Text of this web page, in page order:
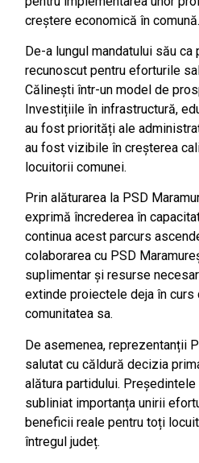
creștere economică în comună.
De-a lungul mandatului său ca
recunoscut pentru eforturile
Călinești într-un model de
Investițiile în infrastructură,
au fost priorități ale
au fost vizibile în creșterea
locuitorii comunei.
Prin alăturarea la PSD
exprimă încrederea în
continua acest parcurs
colaborarea cu PSD
suplimentar și resurse
extinde proiectele deja în
comunitatea sa.
De asemenea, reprezentanții
salutat cu căldură decizia
alătura partidului.
subliniat importanța unirii
beneficii reale pentru toți
întregul județ.